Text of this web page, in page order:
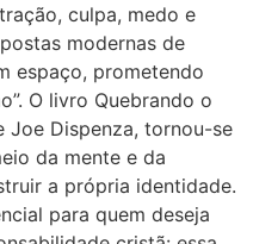
culpa, medo e
modernas de
espaço, prometendo
O livro Quebrando o
Joe Dispenza, tornou-se
da mente e da
a própria identidade.
para quem deseja